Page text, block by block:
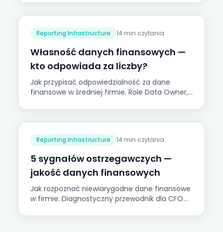
Onetribe.
Reporting Infrastructure 14 min czytania
Własność danych finansowych —
kto odpowiada za liczby?
Jak przypisać odpowiedzialność za dane
finansowe w średniej firmie. Role Data Owner,
Reporting Infrastructure 14 min czytania
5 sygnałów ostrzegawczych —
jakość danych finansowych
Jak rozpoznać niewiarygodne dane finansowe
w firmie. Diagnostyczny przewodnik dla CFO